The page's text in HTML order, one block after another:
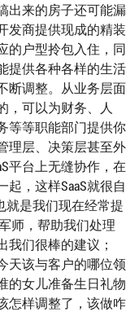
出来的房子还可能漏
发商提供现成的精装
的户型拎包入住，同
提供各种各样的生活
断调整。从业务层面
，可以为财务、人
等等职能部门提供你
理层、决策层甚至外
平台上无缝协作，在
，这样SaaS就很自
就是我们现在经常提
师，帮助我们处理
们很棒的建议；
天该与客户的哪位领
的女儿准备生日礼物
怎样调整了，该做咋